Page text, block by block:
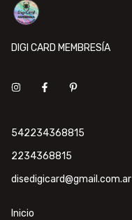
DIGI CARD MEMBRESÍA
542234368815
2234368815
disedigicard@gmail.com.ar
Inicio